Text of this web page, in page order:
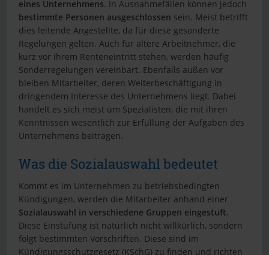
eines Unternehmens. In Ausnahmefällen können jedoch
bestimmte Personen ausgeschlossen sein. Meist betrifft
dies leitende Angestellte, da für diese gesonderte
Regelungen gelten. Auch für ältere Arbeitnehmer, die
kurz vor ihrem Renteneintritt stehen, werden häufig
Sonderregelungen vereinbart. Ebenfalls außen vor
bleiben Mitarbeiter, deren Weiterbeschäftigung in
dringendem Interesse des Unternehmens liegt. Dabei
handelt es sich meist um Spezialisten, die mit ihren
Kenntnissen wesentlich zur Erfüllung der Aufgaben des
Unternehmens beitragen.
Was die Sozialauswahl bedeutet
Kommt es im Unternehmen zu betriebsbedingten
Kündigungen, werden die Mitarbeiter anhand einer
Sozialauswahl in verschiedene Gruppen eingestuft.
Diese Einstufung ist natürlich nicht willkürlich, sondern
folgt bestimmten Vorschriften. Diese sind im
Kündigungsschutzgesetz (KSchG) zu finden und richten